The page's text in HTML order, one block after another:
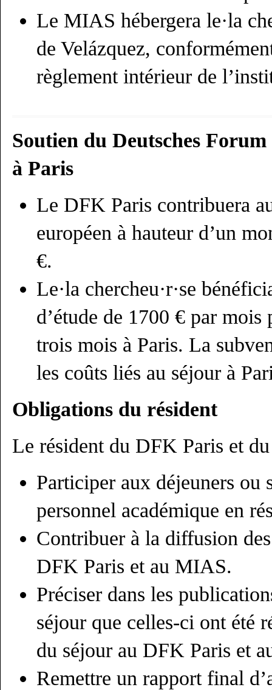
Le MIAS hébergera le·la
de Velázquez,
règlement intérieur de
Soutien du Deutsches
à Paris
Le DFK Paris contribuera
européen à hauteur d’un
€.
Le·la chercheu·r·se
d’étude de 1700 € par mois
trois mois à Paris. La
les coûts liés au séjour à
Obligations du résident
Le résident du DFK Paris et
Participer aux déjeuners ou
personnel académique en
Contribuer à la diffusion
DFK Paris et au MIAS.
Préciser dans les
séjour que celles-ci ont été
du séjour au DFK Paris et
Remettre un rapport final